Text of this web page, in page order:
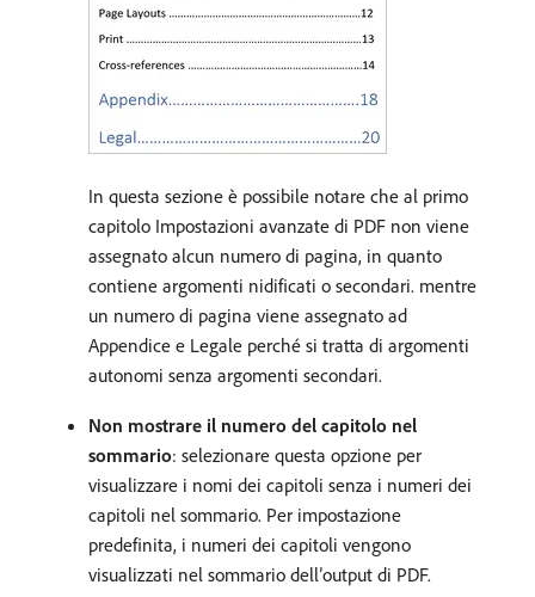
In questa sezione è possibile notare che al primo
capitolo Impostazioni avanzate di PDF non viene
assegnato alcun numero di pagina, in quanto
contiene argomenti nidificati o secondari. mentre
un numero di pagina viene assegnato ad
Appendice e Legale perché si tratta di argomenti
autonomi senza argomenti secondari.
Non mostrare il numero del capitolo nel
sommario: selezionare questa opzione per
visualizzare i nomi dei capitoli senza i numeri dei
capitoli nel sommario. Per impostazione
predefinita, i numeri dei capitoli vengono
visualizzati nel sommario dell’output di PDF.